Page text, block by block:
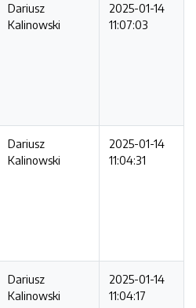
Dariusz
Kalinowski
2025-01-14
11:07:03
Dariusz
Kalinowski
2025-01-14
11:04:31
Dariusz
Kalinowski
2025-01-14
11:04:17